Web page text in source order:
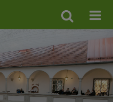
Site
search